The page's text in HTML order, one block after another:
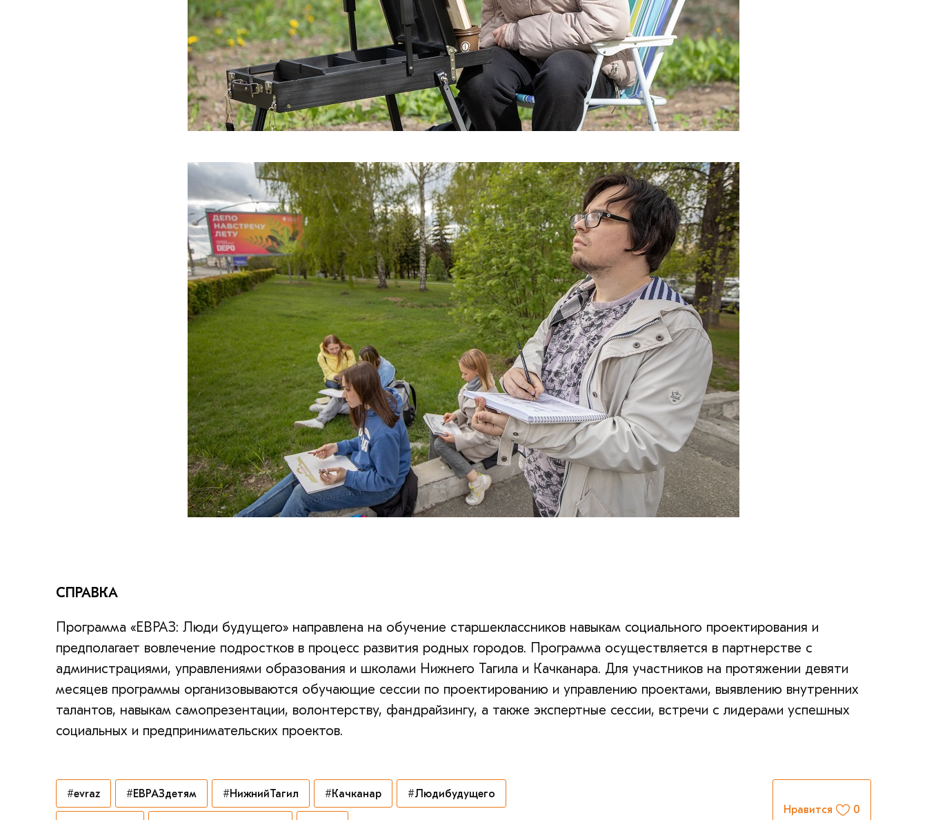
СПРАВКА
Программа «ЕВРАЗ: Люди будущего» направлена на обучение старшеклассников навыкам социального проектирования и
предполагает вовлечение подростков в процесс развития родных городов. Программа осуществляется в партнерстве с
администрациями, управлениями образования и школами Нижнего Тагила и Качканара. Для участников на протяжении девяти
месяцев программы организовываются обучающие сессии по проектированию и управлению проектами, выявлению внутренних
талантов, навыкам самопрезентации, волонтерству, фандрайзингу, а также экспертные сессии, встречи с лидерами успешных
социальных и предпринимательских проектов.
#evraz #ЕВРАЗдетям #НижнийТагил #Качканар #Людибудущего
Нравится 0